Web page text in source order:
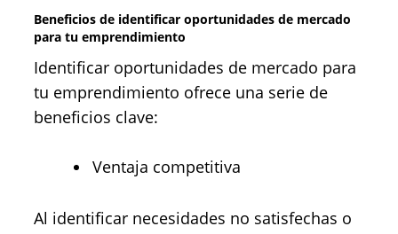
Beneficios de identificar oportunidades de mercado
para tu emprendimiento
Identificar oportunidades de mercado para
tu emprendimiento ofrece una serie de
beneficios clave:
Ventaja competitiva
Al identificar necesidades no satisfechas o